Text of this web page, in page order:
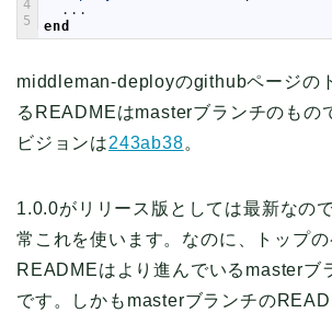
4
5
. . .
end
middleman-deployのgithubページの
るREADMEはmasterブランチのもの
ビジョンは243ab38。
1.0.0がリリース版としては最新なの
常これを使います。なのに、トップ
READMEはより進んでいるmasterブ
です。しかもmasterブランチの